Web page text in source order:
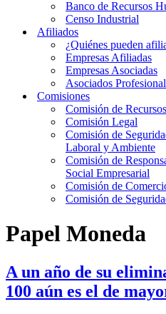
Banco de Recursos
Censo Industrial
Afiliados
¿Quiénes pueden
Empresas Afiliadas
Empresas Asociadas
Asociados
Comisiones
Comisión de
Comisión Legal
Comisión de
Laboral y Ambiente
Comisión de
Social Empresarial
Comisión de
Comisión de
Papel Moneda
A un año de su
100 aún es el de